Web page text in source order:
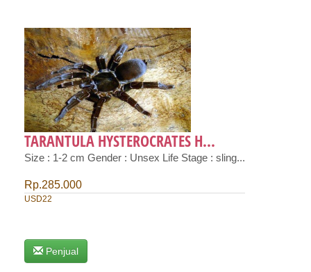
TARANTULA HYSTEROCRATES H...
Size : 1-2 cm Gender : Unsex Life Stage : sling...
Rp.285.000
USD22
Penjual